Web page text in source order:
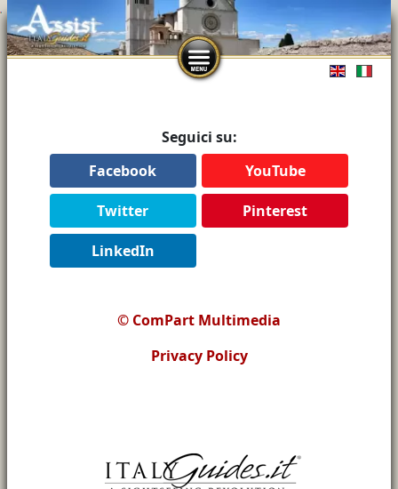
Seleziona
Seguici su:
Facebook
YouTube
Twitter Pinterest
LinkedIn
© ComPart Multimedia
Privacy Policy